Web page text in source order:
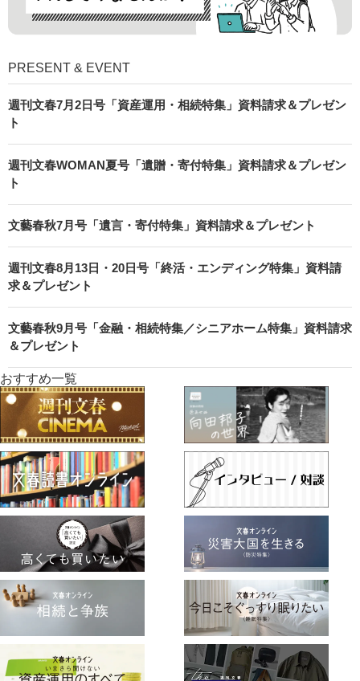
PRESENT & EVENT
週刊文春7月2日号「資産運用・相続特集」資料請求＆プレゼン
ト
週刊文春WOMAN夏号「遺贈・寄付特集」資料請求＆プレゼン
ト
文藝春秋7月号「遺言・寄付特集」資料請求＆プレゼント
週刊文春8月13日・20日号「終活・エンディング特集」資料請
求＆プレゼント
文藝春秋9月号「金融・相続特集／シニアホーム特集」資料請求
＆プレゼント
おすすめ一覧